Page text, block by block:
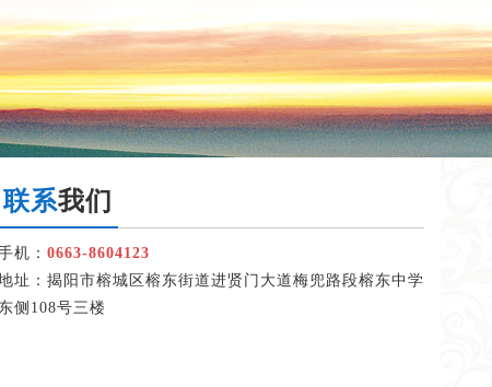
联系我们
机： 0663-8604123
址：揭阳市榕城区榕东街道进贤门大道梅兜路段榕东中学
东侧108号三楼